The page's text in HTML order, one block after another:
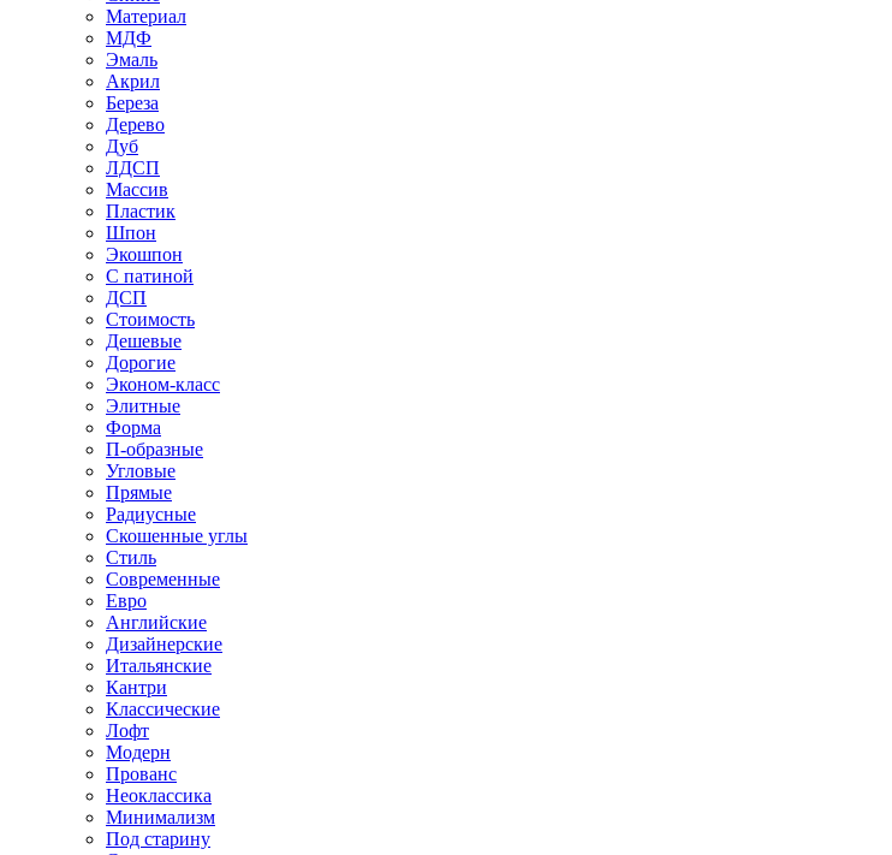
Материал
МДФ
Эмаль
Акрил
Береза
Дерево
Дуб
ЛДСП
Массив
Пластик
Шпон
Экошпон
С патиной
ДСП
Стоимость
Дешевые
Дорогие
Эконом-класс
Элитные
Форма
П-образные
Угловые
Прямые
Радиусные
Скошенные углы
Стиль
Современные
Евро
Английские
Дизайнерские
Итальянские
Кантри
Классические
Лофт
Модерн
Прованс
Неоклассика
Минимализм
Под старину